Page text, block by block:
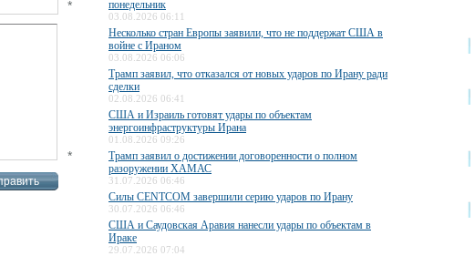
*
*
понедельник
03.08.2026 06:11
Несколько стран Европы заявили, что не поддержат США в
войне с Ираном
03.08.2026 06:06
Трамп заявил, что отказался от новых ударов по Ирану ради
сделки
02.08.2026 06:41
США и Израиль готовят удары по объектам
энергоинфраструктуры Ирана
01.08.2026 09:26
Трамп заявил о достижении договоренности о полном
разоружении ХАМАС
31.07.2026 06:46
Силы CENTCOM завершили серию ударов по Ирану
30.07.2026 06:46
США и Саудовская Аравия нанесли удары по объектам в
Ираке
29.07.2026 07:04